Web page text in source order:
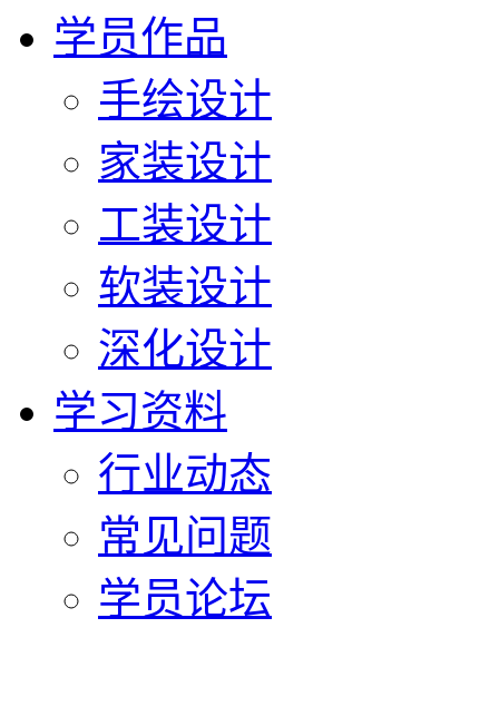
学员作品
手绘设计
家装设计
工装设计
软装设计
深化设计
学习资料
行业动态
常见问题
学员论坛